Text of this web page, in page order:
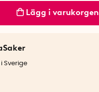
Lägg i varukorgen
Sverige